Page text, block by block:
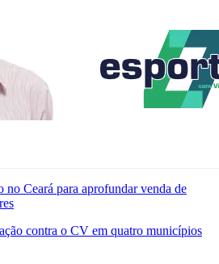
no Ceará para aprofundar venda de
contra o CV em quatro municípios